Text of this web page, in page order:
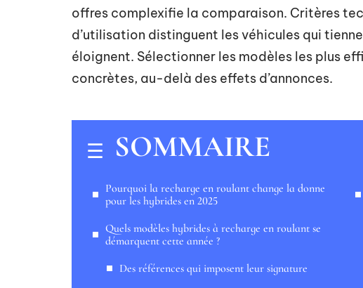
offres complexifie la comparaison. Critères
d’utilisation distinguent les véhicules qui
éloignent. Sélectionner les modèles les plus
concrètes, au-delà des effets d’annonces.
SOMMAIRE
Pourquoi la recharge en roulant change la donne
pour les hybrides en 2025
Quels modèles hybrides à recharge en roulant se
démarquent cette année ?
Des références qui imposent leur signature